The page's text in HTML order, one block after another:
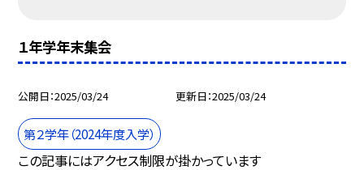
１年学年末集会
公開日 2025/03/24 更新日 2025/03/24
第２学年（2024年度入学）
この記事にはアクセス制限が掛かっています